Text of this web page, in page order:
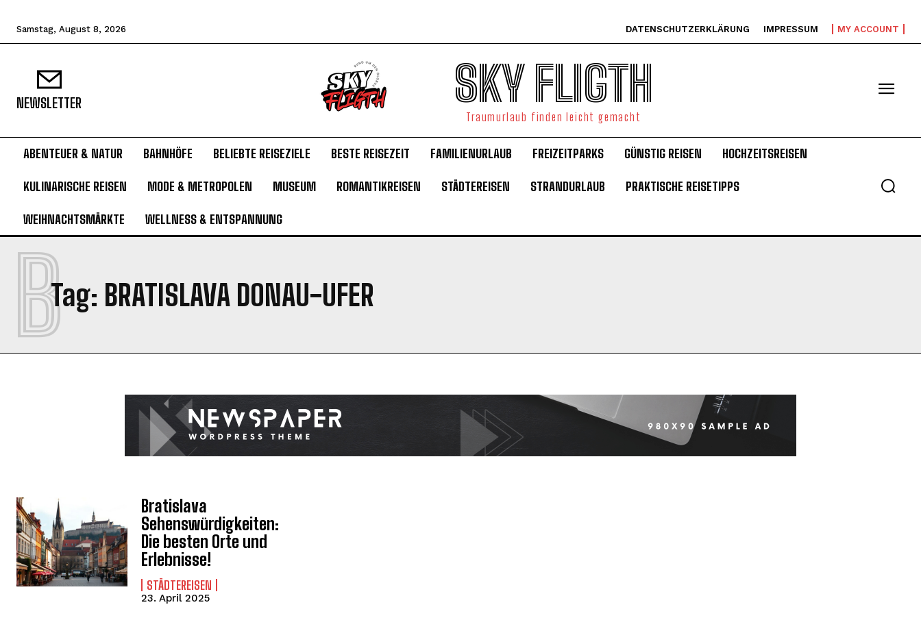
Samstag, August 8, 2026 DATENSCHUTZERKLÄRUNG IMPRESSUM MY ACCOUNT
NEWSLETTER SKY FLIGTH
Traumurlaub finden leicht gemacht
ABENTEUER & NATUR BAHNHÖFE BELIEBTE REISEZIELE BESTE REISEZEIT FAMILIENURLAUB FREIZEITPARKS GÜNSTIG REISEN HOCHZEITSREISEN
KULINARISCHE REISEN MODE & METROPOLEN MUSEUM ROMANTIKREISEN STÄDTEREISEN STRANDURLAUB PRAKTISCHE REISETIPPS
WEIHNACHTSMÄRKTE WELLNESS & ENTSPANNUNG
Tag: BRATISLAVA DONAU-UFER
B
Bratislava
Sehenswürdigkeiten:
Die besten Orte und
Erlebnisse!
STÄDTEREISEN
23. April 2025